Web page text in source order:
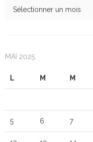
MAI 2025
L M M
5 6 7